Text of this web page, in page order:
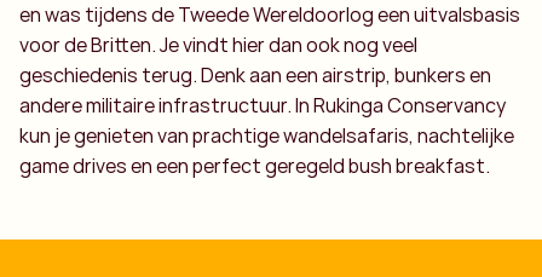
en was tijdens de Tweede Wereldoorlog een uitvalsbasis
voor de Britten. Je vindt hier dan ook nog veel
geschiedenis terug. Denk aan een airstrip, bunkers en
andere militaire infrastructuur. In Rukinga Conservancy
kun je genieten van prachtige wandelsafaris, nachtelijke
game drives en een perfect geregeld bush breakfast.